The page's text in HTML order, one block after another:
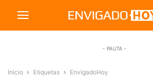
- PAUTA -
Inicio Etiquetas EnvigadoHoy